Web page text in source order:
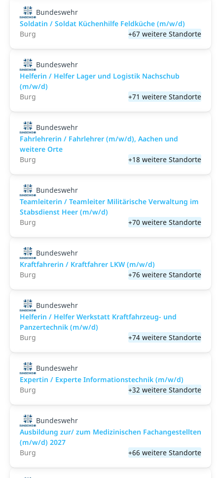
Bundeswehr
Soldatin / Soldat Küchenhilfe Feldküche (m/w/d)
Burg
+67 weitere Standorte
Bundeswehr
Helferin / Helfer Lager und Logistik Nachschub
(m/w/d)
Burg
+71 weitere Standorte
Bundeswehr
Fahrlehrerin / Fahrlehrer (m/w/d), Aachen und
weitere Orte
Burg
+18 weitere Standorte
Bundeswehr
Teamleiterin / Teamleiter Militärische Verwaltung im
Stabsdienst Heer (m/w/d)
Burg
+70 weitere Standorte
Bundeswehr
Kraftfahrerin / Kraftfahrer LKW (m/w/d)
Burg
+76 weitere Standorte
Bundeswehr
Helferin / Helfer Werkstatt Kraftfahrzeug- und
Panzertechnik (m/w/d)
Burg
+74 weitere Standorte
Bundeswehr
Expertin / Experte Informationstechnik (m/w/d)
Burg
+32 weitere Standorte
Bundeswehr
Ausbildung zur/ zum Medizinischen Fachangestellten
(m/w/d) 2027
Burg
+66 weitere Standorte